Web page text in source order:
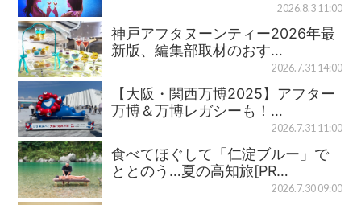
2026.8.3 11:00
神戸アフタヌーンティー2026年最
新版、編集部取材のおす…
2026.7.31 14:00
【大阪・関西万博2025】アフター
万博＆万博レガシーも！…
2026.7.31 11:00
食べてほぐして「仁淀ブルー」で
ととのう…夏の高知旅[PR…
2026.7.30 09:00